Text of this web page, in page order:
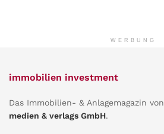
WERBUNG
immobilien investment
Das Immobilien- & Anlagemagazin von
medien & verlags GmbH.